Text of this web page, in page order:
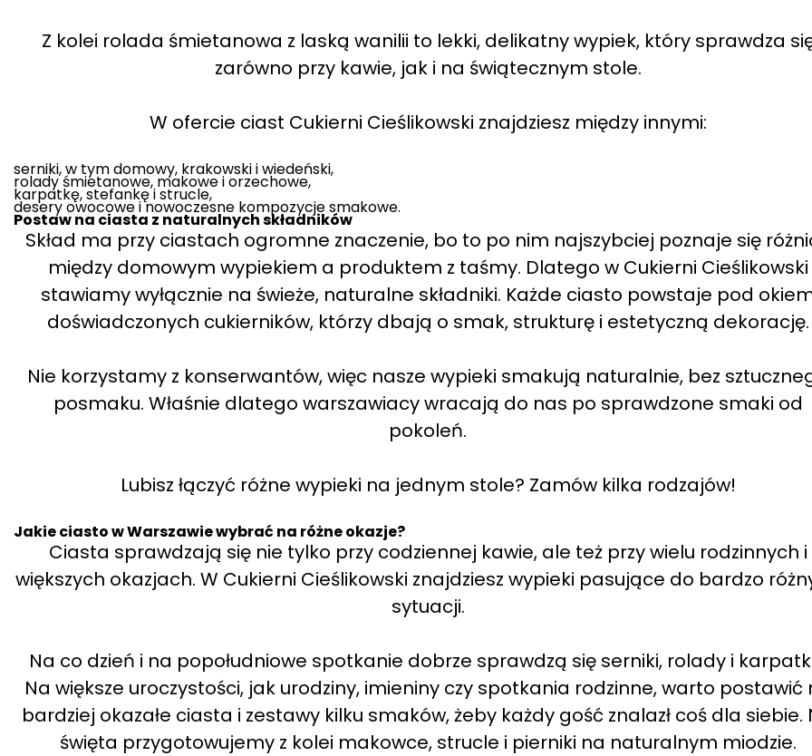
Z kolei rolada śmietanowa z laską wanilii to lekki, delikatny wypiek, który sprawdza
zarówno przy kawie, jak i na świątecznym stole.
W ofercie ciast Cukierni Cieślikowski znajdziesz między innymi:
serniki, w tym domowy, krakowski i wiedeński,
rolady śmietanowe, makowe i orzechowe,
karpatkę, stefankę i strucle,
desery owocowe i nowoczesne kompozycje smakowe.
Postaw na ciasta z naturalnych składników
Skład ma przy ciastach ogromne znaczenie, bo to po nim najszybciej poznaje się
między domowym wypiekiem a produktem z taśmy. Dlatego w Cukierni Cieślikowski
stawiamy wyłącznie na świeże, naturalne składniki. Każde ciasto powstaje pod
doświadczonych cukierników, którzy dbają o smak, strukturę i estetyczną dekorację.
Nie korzystamy z konserwantów, więc nasze wypieki smakują naturalnie, bez
posmaku. Właśnie dlatego warszawiacy wracają do nas po sprawdzone smaki od
pokoleń.
Lubisz łączyć różne wypieki na jednym stole? Zamów kilka rodzajów!
Jakie ciasto w Warszawie wybrać na różne okazje?
Ciasta sprawdzają się nie tylko przy codziennej kawie, ale też przy wielu rodzinnych i
większych okazjach. W Cukierni Cieślikowski znajdziesz wypieki pasujące do bardzo
sytuacji.
Na co dzień i na popołudniowe spotkanie dobrze sprawdzą się serniki, rolady i
Na większe uroczystości, jak urodziny, imieniny czy spotkania rodzinne, warto postawić
bardziej okazałe ciasta i zestawy kilku smaków, żeby każdy gość znalazł coś dla siebie.
święta przygotowujemy z kolei makowce, strucle i pierniki na naturalnym miodzie.